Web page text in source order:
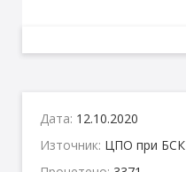
Дата: 12.10.2020
Източник: ЦПО при БСК